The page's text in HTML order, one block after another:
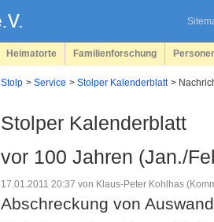
Heimatorte Familienforschung
Stolp Service Stolper Kalenderblatt
Stolper Kalenderblatt
vor 100 Jahren (Jan./
17.01.2011 20:37 von Klaus-Peter Kohlhas
Abschreckung von